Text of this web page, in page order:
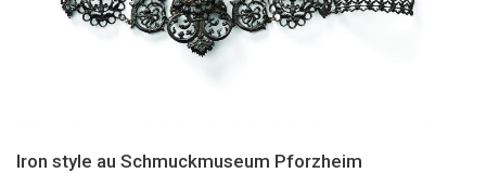
Iron style au Schmuckmuseum Pforzheim